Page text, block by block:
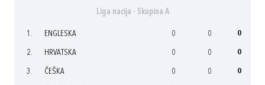
Liga nacija - Skupina A
1. ENGLESKA 0 0 0
2. HRVATSKA 0 0 0
3. ČEŠKA 0 0 0